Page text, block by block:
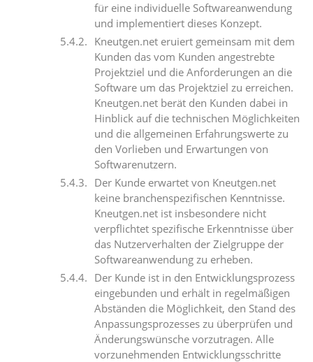
für eine individuelle Softwareanwendung
und implementiert dieses Konzept.
Kneutgen.net eruiert gemeinsam mit dem
Kunden das vom Kunden angestrebte
Projektziel und die Anforderungen an die
Software um das Projektziel zu erreichen.
Kneutgen.net berät den Kunden dabei in
Hinblick auf die technischen Möglichkeiten
und die allgemeinen Erfahrungswerte zu
den Vorlieben und Erwartungen von
Softwarenutzern.
Der Kunde erwartet von Kneutgen.net
keine branchenspezifischen Kenntnisse.
Kneutgen.net ist insbesondere nicht
verpflichtet spezifische Erkenntnisse über
das Nutzerverhalten der Zielgruppe der
Softwareanwendung zu erheben.
Der Kunde ist in den Entwicklungsprozess
eingebunden und erhält in regelmäßigen
Abständen die Möglichkeit, den Stand des
Anpassungsprozesses zu überprüfen und
Änderungswünsche vorzutragen. Alle
vorzunehmenden Entwicklungsschritte